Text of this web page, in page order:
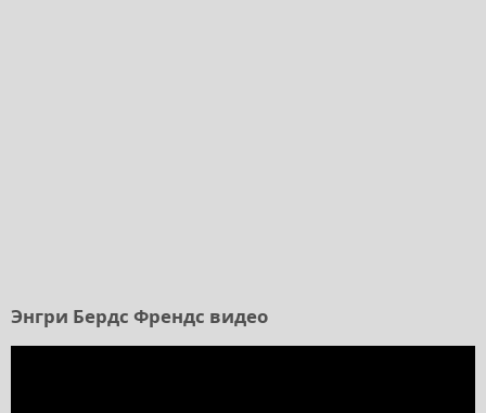
Энгри Бердс Френдс видео